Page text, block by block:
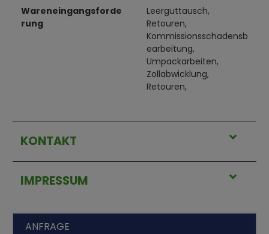
Wareneingangsforde
rung
Leerguttausch,
Retouren,
Kommissionsschadensb
earbeitung,
Umpackarbeiten,
Zollabwicklung,
Retouren,
KONTAKT
IMPRESSUM
ANFRAGE